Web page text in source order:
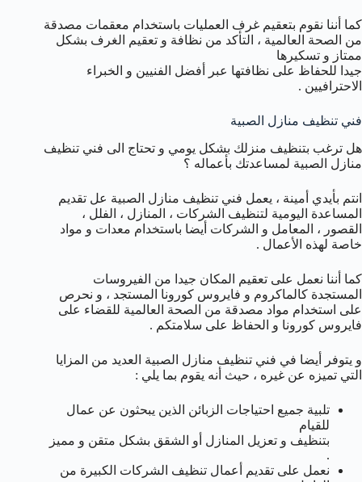
كما أننا نقوم بتعقيم غرف العمليات باستخدام معقمات مصدقة
من الصحة العالمية ، التأكد من نظافة و تعقيم الغرف بشكل
ممتاز و تسكيرها
جيدا للحفاظ على نظافتها عبر أفضل الفنيين و الخبراء
الاحترافيين .
فني تنظيف منازل الصبية
هل ترغب بتنظيف منزلك بشكل يومي و تحتاج الى فني تنظيف
منازل الصبية لمساعدتك بأعماله ؟
انتم بأيدي أمينة ، يعمل فني تنظيف منازل الصبية عل تقديم
المساعدة اليومية لتنظيف الشركات ، المنازل ، الفلل ،
القصور ، المعامل و الشركات أيضا باستخدام معدات و مواد
خاصة لهذه الأعمال .
كما أننا نعمل على تعقيم المكان جيدا من الفيروسات
المستجدة كالماكروم و فايروس كورونا المستجد ، و نحرص
على استخدام مواد مصدقة من الصحة العالمية للقضاء على
فايروس كورونا و الحفاظ على سلامتكم .
و يتوفر أيضا في فني تنظيف منازل الصبية العديد من المزايا
التي تميزه عن غيره ، حيث أنه يقوم بما يلي :
تلبية جميع احتياجات الزبائن الذين يبحثون عن عمال
للقيام
بتنظيف و تعزيل المنازل أو الشقق بشكل متقن و مميز
.
نعمل على تقديم أعمال تنظيف الشركات الكبيرة من